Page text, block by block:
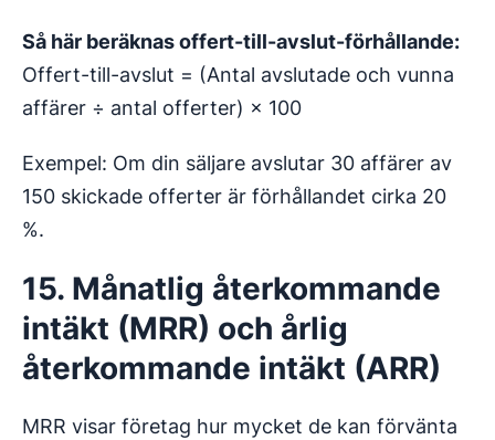
Så här beräknas offert-till-avslut-förhållande:
Offert-till-avslut = (Antal avslutade och vunna
affärer ÷ antal offerter) × 100
Exempel: Om din säljare avslutar 30 affärer av
150 skickade offerter är förhållandet cirka 20
%.
15. Månatlig återkommande
intäkt (MRR) och årlig
återkommande intäkt (ARR)
MRR visar företag hur mycket de kan förvänta